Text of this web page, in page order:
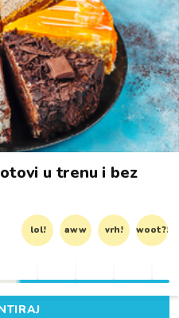
u trenu i bez
lol! aww vrh! woot?!